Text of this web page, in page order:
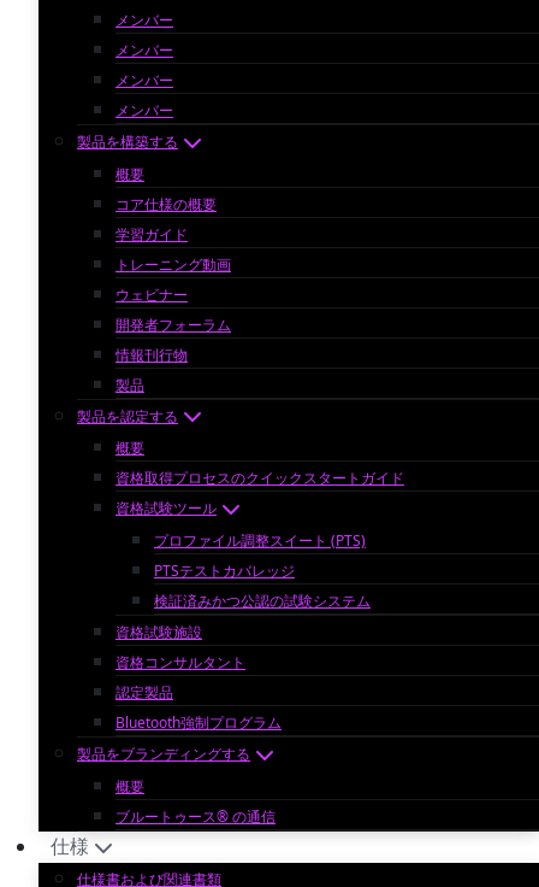
メンバー
メンバー
メンバー
メンバー
製品を構築する
概要
コア仕様の概要
学習ガイド
トレーニング動画
ウェビナー
開発者フォーラム
情報刊行物
製品
製品を認定する
概要
資格取得プロセスのクイックスタートガイド
資格試験ツール
プロファイル調整スイート (PTS)
PTSテストカバレッジ
検証済みかつ公認の試験システム
資格試験施設
資格コンサルタント
認定製品
Bluetooth強制プログラム
製品をブランディングする
概要
ブルートゥース® の通信
仕様
仕様書および関連書類